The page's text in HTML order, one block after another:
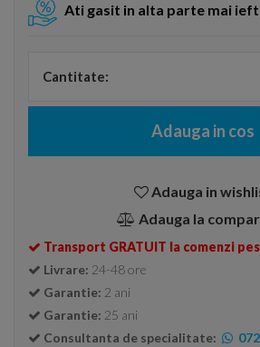
Ati gasit in alta parte mai
Cantitate:
Adauga in cos
Adauga in
Adauga la
Transport GRATUIT la comenzi
Livrare: 24-48 ore
Garantie: 2 ani
Garantie: 25 ani
Consultanta de specialitate: